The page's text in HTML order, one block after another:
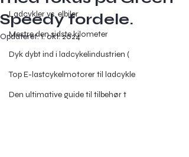
Ladcykler vs. elbiler
Mestre den sidste kilometer
Dyk dybt ind i ladcykelindustrien (
Top E-lastcykelmotorer til ladcykle
Den ultimative guide til tilbehør t
Speedy fordele.
Opdateret:1. okt. 2024